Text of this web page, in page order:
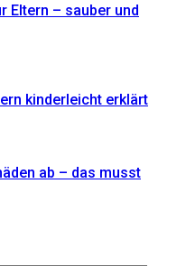
Eltern – sauber und
kinderleicht erklärt
ab – das musst